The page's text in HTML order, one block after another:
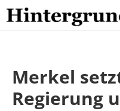
Skip
to
content
Merkel
Regierung